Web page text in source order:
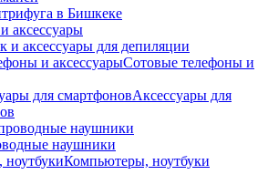
в Бишкеке
аксессуары
и аксессуары для депиляции
Сотовые телефоны и
Аксессуары для
наушники
наушники
Компьютеры, ноутбуки